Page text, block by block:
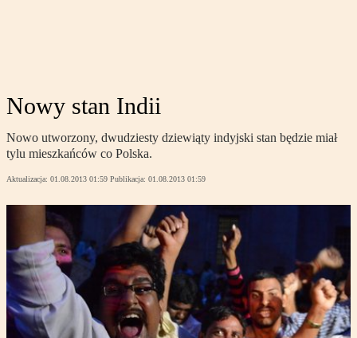
Nowy stan Indii
Nowo utworzony, dwudziesty dziewiąty indyjski stan będzie miał
tylu mieszkańców co Polska.
Aktualizacja: 01.08.2013 01:59 Publikacja: 01.08.2013 01:59